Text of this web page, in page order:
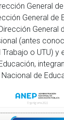
General
General de
General
(antes
Trabajo o UTU) y
de